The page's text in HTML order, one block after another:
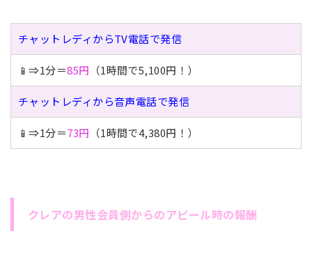
チャットレディからTV電話で発信
📱⇒1分＝85円 （1時間で5,100円！）
チャットレディから音声電話で発信
📱⇒1分＝73円 （1時間で4,380円！）
クレアの男性会員側からのアピール時の報酬